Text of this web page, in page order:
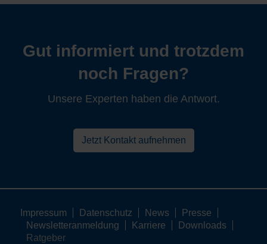
Gut informiert und trotzdem
noch Fragen?
Unsere Experten haben die Antwort.
Jetzt Kontakt aufnehmen
Impressum Datenschutz News
Presse
Newsletteranmeldung
Karriere
Downloads
Ratgeber